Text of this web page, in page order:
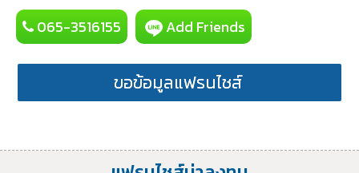
065-3516155 Add Friends
ขอข้อมูลแฟรนไชส์